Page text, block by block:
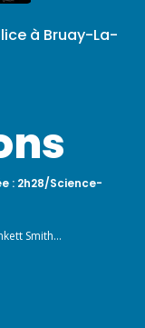
à Bruay-La-
: 2h28/Science-
Smith…